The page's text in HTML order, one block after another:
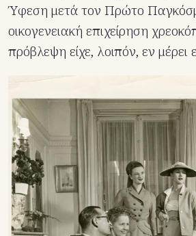
Ύφεση μετά τον Πρώτο
οικογενειακή επιχείρηση
πρόβλεψη είχε, λοιπόν, εν μέρει